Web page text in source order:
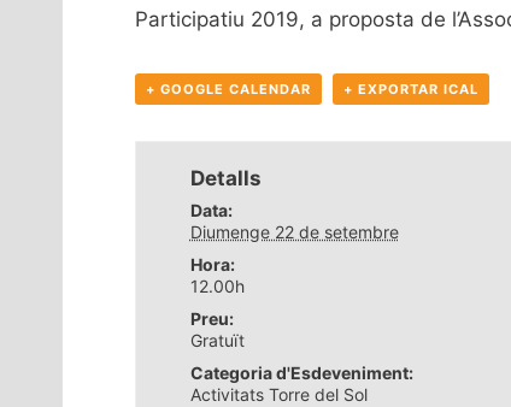
Participatiu 2019, a proposta de
+ GOOGLE CALENDAR + EXPORTAR ICAL
Detalls
Data:
Diumenge 22 de setembre
Hora:
12.00h
Preu:
Gratuït
Categoria d'Esdeveniment:
Activitats Torre del Sol